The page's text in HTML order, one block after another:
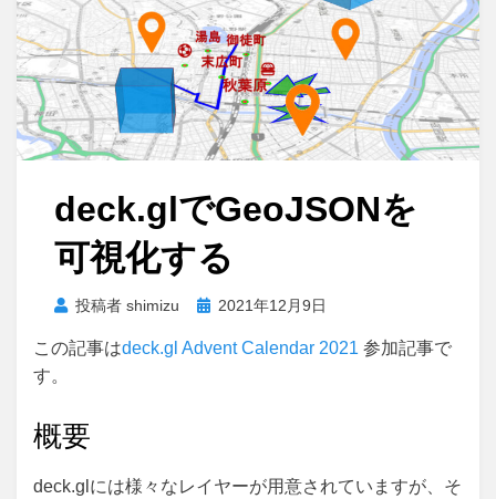
deck.glでGeoJSONを
可視化する
投稿者shimizu
投
日:
2021年12月9日
この記事はdeck.gl Advent Calendar 2021 参加記事で
す。
概要
deck.glには様々なレイヤーが用意されていますが、そ